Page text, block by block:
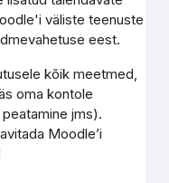
väliste teenuste
eest.
kõik meetmed,
oma kontole
jms).
Moodle’i